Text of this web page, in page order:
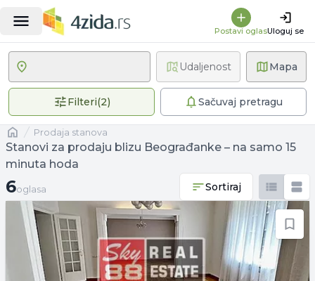
Postavi oglasUloguj se
Mapa
Filteri(2)2 primenjena filteraSačuvaj pretragu
Udaljenost
Naslovnaprodaja stanova
Stanovi za prodaju blizu Beograđanke – na samo 15
minuta hoda
6 oglasa
6oglasa Sortiraj